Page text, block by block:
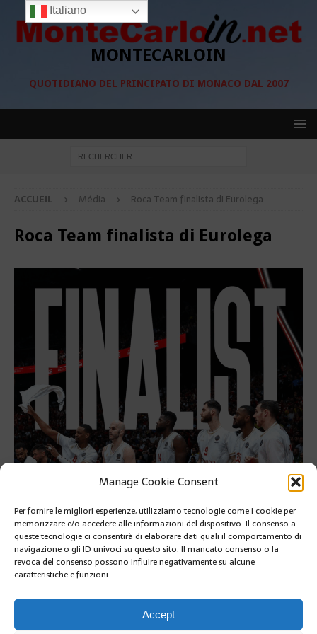
Manage Cookie Consent
Per fornire le migliori esperienze, utilizziamo tecnologie come i cookie per
memorizzare e/o accedere alle informazioni del dispositivo. Il consenso a
queste tecnologie ci consentirà di elaborare dati quali il comportamento di
navigazione o gli ID univoci su questo sito. Il mancato consenso o la
revoca del consenso possono influire negativamente su alcune
caratteristiche e funzioni.
Accept
MONTECARLOIN
QUOTIDIANO DEL PRINCIPATO DI MONACO DAL 2007
ACCUEIL Média Roca Team finalista di Eurolega
Roca Team finalista di Eurolega
La Roca Team batte l’Olympiakos 78-68 e vola in finale di
Euroleague di basket. Domenica incontrerà i turchi del
Fenerbahçe
Italiano